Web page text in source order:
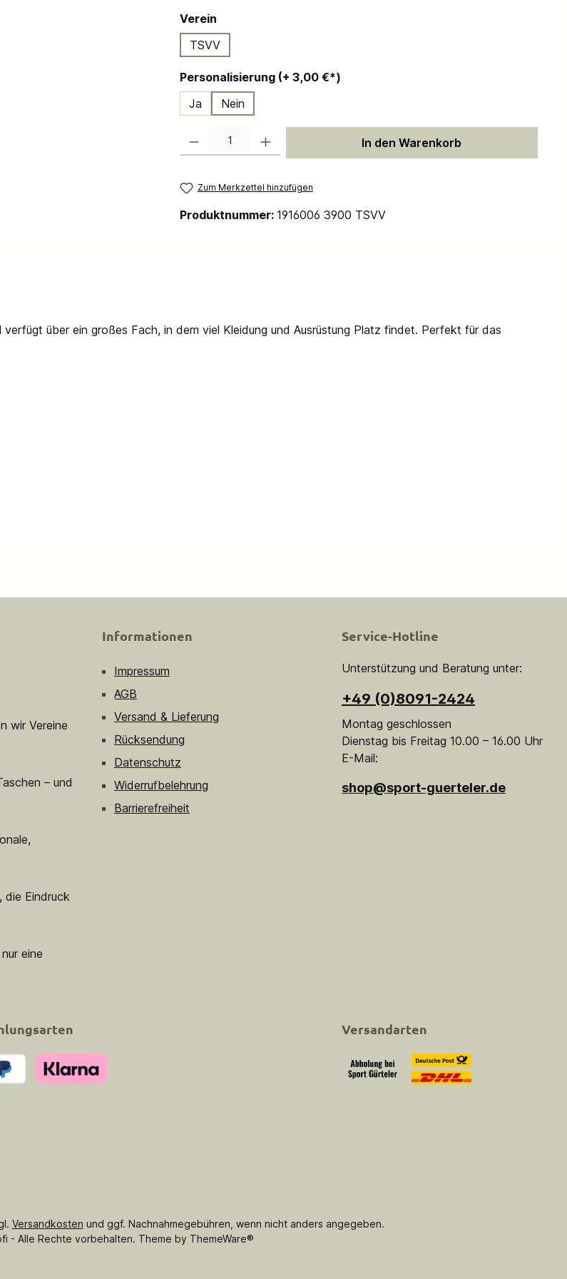
Vereinauswählen
TSVV
Personalisierung (+ 3,00 €*)auswählen
Ja
Nein
In den Warenkorb
Zum Merkzettel hinzufügen
Produktnummer: 1916006 3900 TSVV
über ein großes Fach, in dem viel Kleidung und Ausrüstung Platz findet. Perfekt für das
wir Vereine
– und
die Eindruck
eine
Informationen
Impressum
AGB
Versand & Lieferung
Rücksendung
Datenschutz
Widerrufbelehrung
Barrierefreiheit
Service-Hotline
Unterstützung und Beratung unter:
+49 (0)8091-2424
Montag geschlossen
Dienstag bis Freitag 10.00 – 16.00 Uhr
E-Mail:
shop@sport-guerteler.de
Versandarten
Versandkosten und ggf. Nachnahmegebühren, wenn nicht anders angegeben.
- Alle Rechte vorbehalten. Theme by ThemeWare®